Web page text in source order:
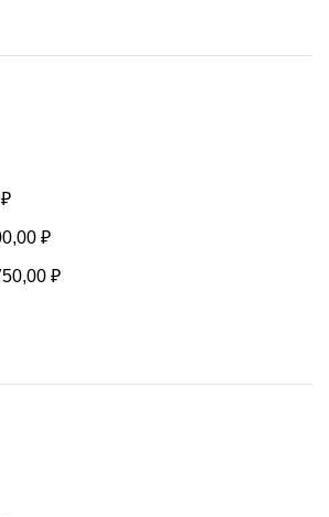
₽
₽
₽